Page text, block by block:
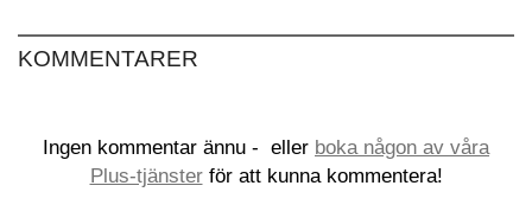
KOMMENTARER
Ingen kommentar ännu - eller boka någon av våra
Plus-tjänsterför att kunna kommentera!